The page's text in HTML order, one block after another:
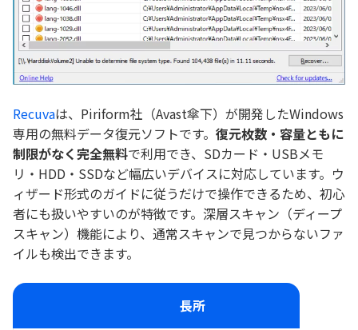
Recuvaは、Piriform社（Avast傘下）が開発したWindows
専用の無料データ復元ソフトです。 復元枚数・容量ともに
制限がなく完全無料で利用でき、SDカード・USBメモ
リ・HDD・SSDなど幅広いデバイスに対応しています。ウ
ィザード形式のガイドに従うだけで操作できるため、初心
者にも扱いやすいのが特徴です。深層スキャン（ディープ
スキャン）機能により、通常スキャンで見つからないファ
イルも検出できます。
長所